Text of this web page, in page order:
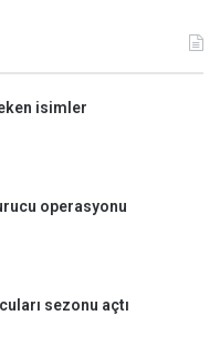
isimler
operasyonu
sezonu açtı